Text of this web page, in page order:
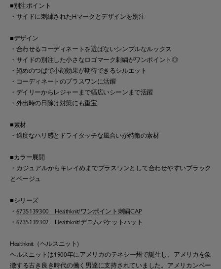
■別注ポイント
・サイドに刺繍されたHマークとデザインを別注
■デザイン
・合わせるコーディネートを選ばないシンプルなルックス
・サイドの別注した小さなロゴマーク刺繍がワンポイント◎
・短めのつばで小顔効果が期待できるシルエット
・コーディネートのプラスワンに活躍
・デイリーからレジャーまで幅広いシーンまで活躍
・外出時の日除け対策にも重宝
■素材
・適度なハリ感とドライタッチな風合いが特徴の素材
■カラー展開
・カジュアルからキレイめまでプラスワンとして合わせやすいブラック
とベージュ
■シリーズ
・ 6735139300 Healthknit/ワンポイント刺繍CAP
・ 6735139302 Healthknit/デニムバケットハット
Healthknit（ヘルスニット)
ヘルスニットは1900年にアメリカのテネシー州で誕生し、アメリカを象
徴する古き良き時代の働く男達に支持されていました。アメリカンベー